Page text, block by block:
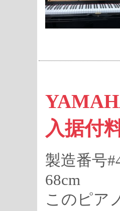
入据付
製造番号
68cm
このピア